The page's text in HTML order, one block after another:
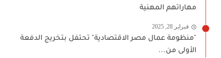
مهاراتهم المهنية
فبراير 28, 2025
"منظومة عمال مصر الاقتصادية" تحتفل بتخريج الدفعة
الأولى من...